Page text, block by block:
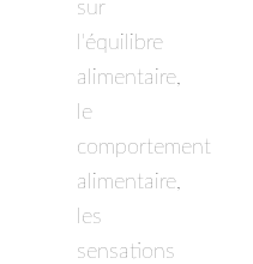
sur
l'équilibre
alimentaire,
le
comportement
alimentaire,
les
sensations